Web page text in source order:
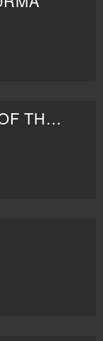
SWEET SPIRITS OF THE NIGHTER